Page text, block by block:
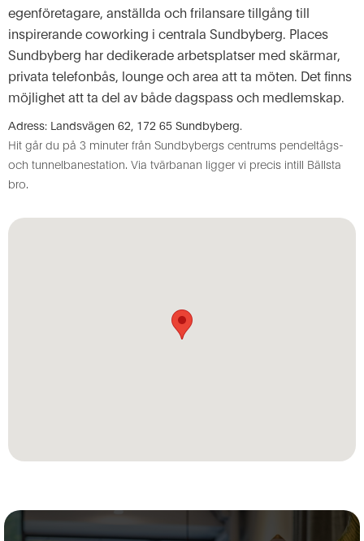
egenföretagare, anställda och frilansare tillgång till
inspirerande coworking i centrala Sundbyberg. Places
Sundbyberg har dedikerade arbetsplatser med skärmar,
privata telefonbås, lounge och area att ta möten. Det finns
möjlighet att ta del av både dagspass och medlemskap.
Adress: Landsvägen 62, 172 65 Sundbyberg.
Hit går du på 3 minuter från Sundbybergs centrums pendeltågs-
och tunnelbanestation. Via tvärbanan ligger vi precis intill Bällsta
bro.